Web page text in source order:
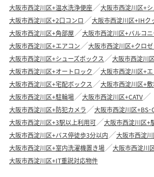
大阪市西淀川区+温水洗浄便座
大阪市西淀川区+
大阪市西淀川区+2口コンロ
大阪市西淀川区+IHク
大阪市西淀川区+角部屋
大阪市西淀川区+バルコニ
大阪市西淀川区+エアコン
大阪市西淀川区+クロゼ
大阪市西淀川区+シューズボックス
大阪市西淀川
大阪市西淀川区+オートロック
大阪市西淀川区+
大阪市西淀川区+宅配ボックス
大阪市西淀川区+
大阪市西淀川区+駐輪場
大阪市西淀川区+CATV
大阪市西淀川区+防犯カメラ
大阪市西淀川区+BS･
大阪市西淀川区+3駅以上利用可
大阪市西淀川区+
大阪市西淀川区+バス停徒歩3分以内
大阪市西淀
大阪市西淀川区+室内洗濯機置き場
大阪市西淀川
大阪市西淀川区+IT重説対応物件